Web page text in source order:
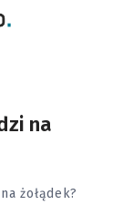
na
żołądek?